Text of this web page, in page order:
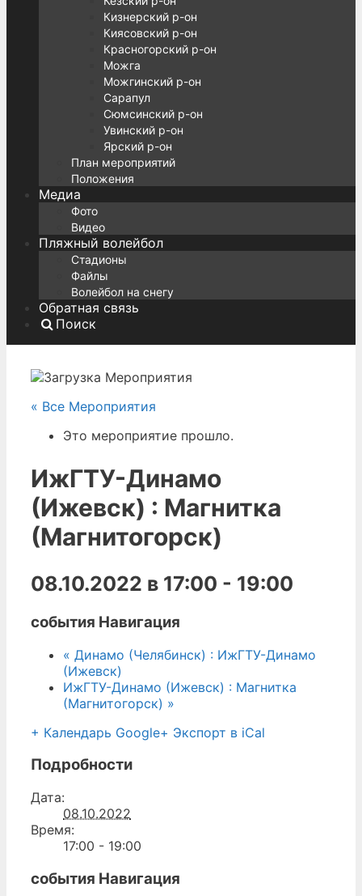
Кизнерский р-он
Киясовский р-он
Красногорский р-он
Можга
Можгинский р-он
Сарапул
Сюмсинский р-он
Увинский р-он
Ярский р-он
План мероприятий
Положения
Медиа
Фото
Видео
Пляжный волейбол
Стадионы
Файлы
Волейбол на снегу
Обратная связь
Поиск
« Все Мероприятия
Это мероприятие прошло.
ИжГТУ-Динамо
(Ижевск) : Магнитка
(Магнитогорск)
08.10.2022 в 17:00 - 19:00
события Навигация
« Динамо (Челябинск) : ИжГТУ-Динамо
(Ижевск)
ИжГТУ-Динамо (Ижевск) : Магнитка
(Магнитогорск) »
+ Календарь Google+ Экспорт в iCal
Подробности
Дата:
08.10.2022
Время:
17:00 - 19:00
события Навигация